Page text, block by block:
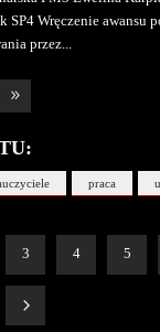
SP4 Wręczenie awansu
przez
praca
3 4 5